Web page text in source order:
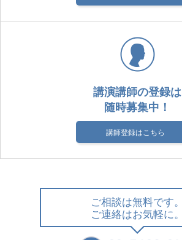
講演講師の登録は
随時募集中！
講師登録はこちら
ご相談は無料です。
ご連絡はお気軽に。